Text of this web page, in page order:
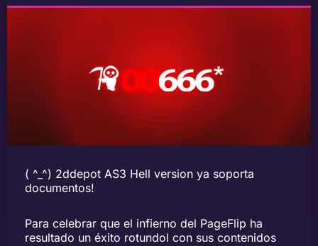
( ^_^) 2ddepot AS3 Hell version ya soporta
documentos!
Para celebrar que el infierno del PageFlip ha
resultado un éxito rotundol con sus contenidos